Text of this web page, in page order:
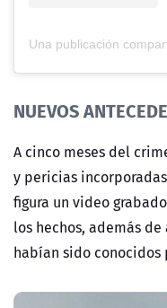
NUEVOS
A cinco meses del
y pericias
figura un video
los hechos, además
habían sido